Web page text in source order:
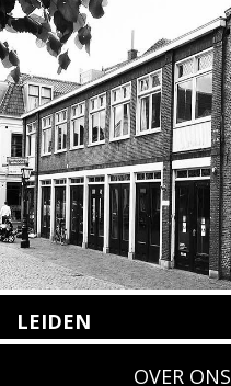
LEIDEN
OVER ONS